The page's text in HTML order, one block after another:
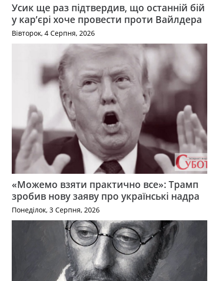
Усик ще раз підтвердив, що останній бій
у кар’єрі хоче провести проти Вайлдера
Вівторок, 4 Серпня, 2026
«Можемо взяти практично все»: Трамп
зробив нову заяву про українські надра
Понеділок, 3 Серпня, 2026